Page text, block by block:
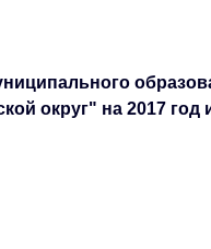
округ" на 2017 год